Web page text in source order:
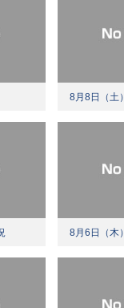
8月8日（土
8月6日（木